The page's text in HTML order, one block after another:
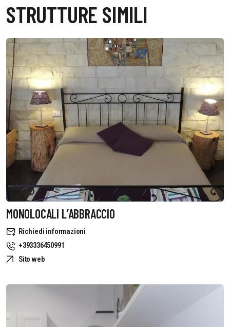
STRUTTURE SIMILI
MONOLOCALI L’ABBRACCIO
Richiedi informazioni
+393336450991
Sito web